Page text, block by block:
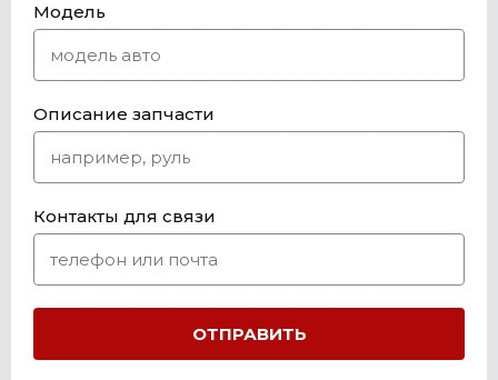
Модель
Описание запчасти
Контакты для связи